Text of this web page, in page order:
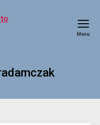
Menu